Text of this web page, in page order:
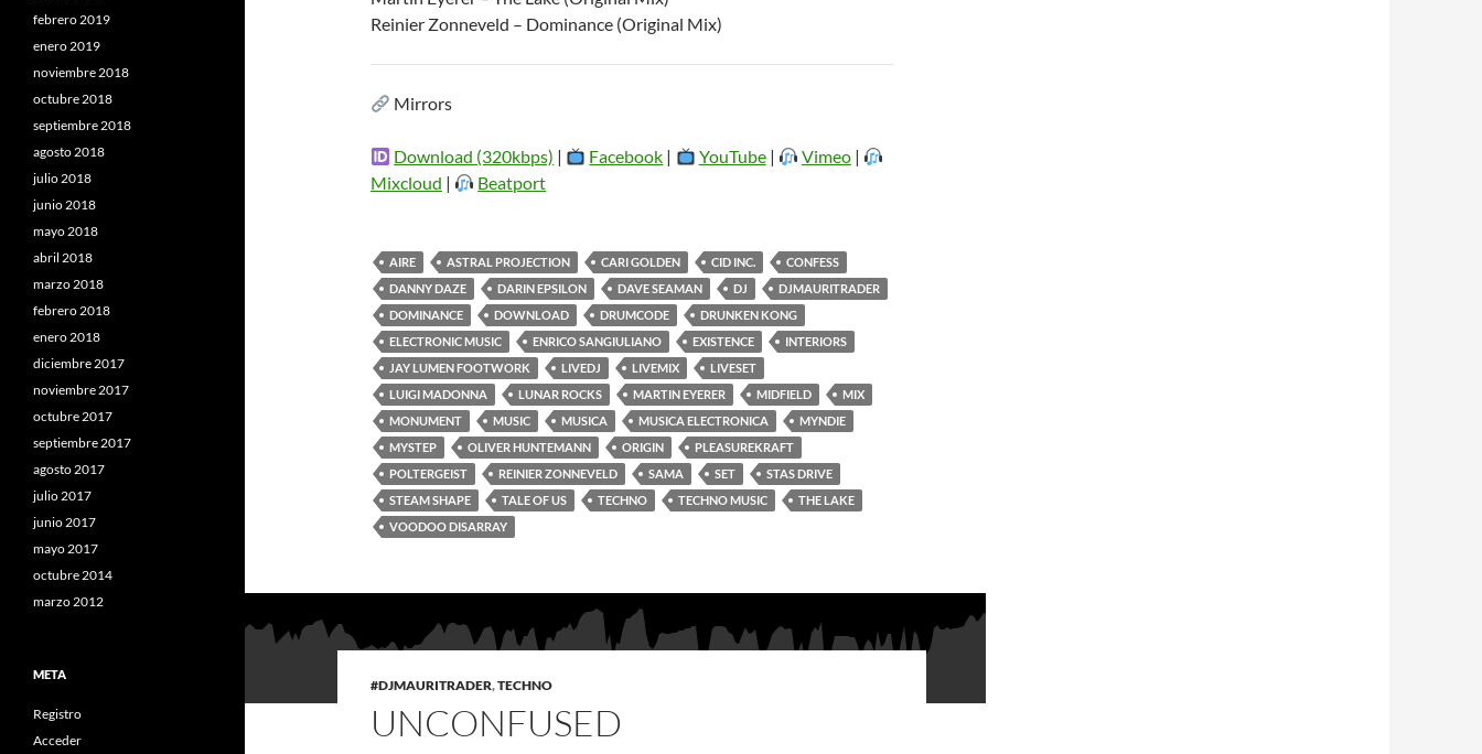
Reinier Zonneveld – Dominance (Original Mix)
Mirrors
Download (320kbps) | Facebook | YouTube| Vimeo|
Mixcloud | Beatport
AIRE ASTRAL PROJECTION CARI GOLDEN CID INC.
CONFESS
DANNY DAZE
DARIN EPSILON DAVE SEAMAN DJ
DJMAURITRADER
DOMINANCE
DOWNLOAD DRUMCODE
DRUNKEN KONG
ELECTRONIC MUSIC
ENRICO SANGIULIANO EXISTENCE
INTERIORS
JAY LUMEN FOOTWORK
LIVEDJ LIVEMIX
LIVESET
LUIGI MADONNA
LUNAR ROCKS MARTIN EYERER MIDFIELD
MIX
MONUMENT
MUSIC MUSICA MUSICA ELECTRONICA
MYNDIE
MYSTEP
OLIVER HUNTEMANN ORIGIN
PLEASUREKRAFT
POLTERGEIST
REINIER ZONNEVELD SAMA SET
STAS DRIVE
STEAM SHAPE
TALE OF US TECHNO TECHNO MUSIC
THE LAKE
VOODOO DISARRAY
#DJMAURITRADER,TECHNO
UNCONFUSED
febrero 2019
enero 2019
noviembre 2018
octubre 2018
septiembre 2018
agosto 2018
julio 2018
junio 2018
mayo 2018
abril 2018
marzo 2018
febrero 2018
enero 2018
diciembre 2017
noviembre 2017
octubre 2017
septiembre 2017
agosto 2017
julio 2017
junio 2017
mayo 2017
octubre 2014
marzo 2012
META
Registro
Acceder